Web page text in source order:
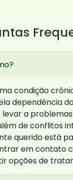
condição
dependência
a
de conflitos
querido está
em contato
opções de